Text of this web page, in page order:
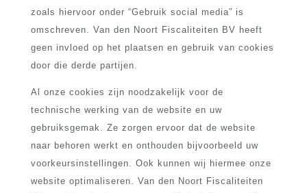
zoals hiervoor onder “Gebruik social media” is
omschreven. Van den Noort Fiscaliteiten BV heeft
geen invloed op het plaatsen en gebruik van cookies
door die derde partijen.
Al onze cookies zijn noodzakelijk voor de
technische werking van de website en uw
gebruiksgemak. Ze zorgen ervoor dat de website
naar behoren werkt en onthouden bijvoorbeeld uw
voorkeursinstellingen. Ook kunnen wij hiermee onze
website optimaliseren. Van den Noort Fiscaliteiten